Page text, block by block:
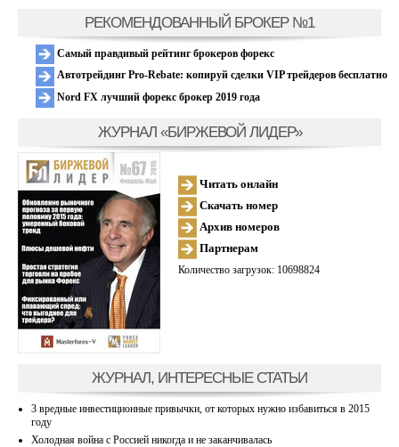
РЕКОМЕНДОВАННЫЙ БРОКЕР №1
Самый правдивый рейтинг брокеров форекс
Автотрейдинг Pro-Rebate: копируй сделки VIP трейдеров бесплатно
Nord FX лучший форекс брокер 2019 года
ЖУРНАЛ «БИРЖЕВОЙ ЛИДЕР»
Читать онлайн
Скачать номер
Архив номеров
Партнерам
Количество загрузок: 10698824
ЖУРНАЛ, ИНТЕРЕСНЫЕ СТАТЬИ
3 вредные инвестиционные привычки, от которых нужно избавиться в 2015
году
Холодная война с Россией никогда и не заканчивалась